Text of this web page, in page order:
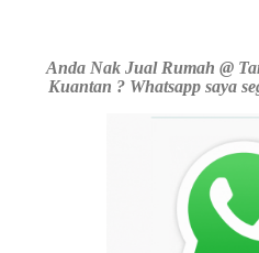
Anda Nak Jual Rumah @
Kuantan ? Whatsapp saya